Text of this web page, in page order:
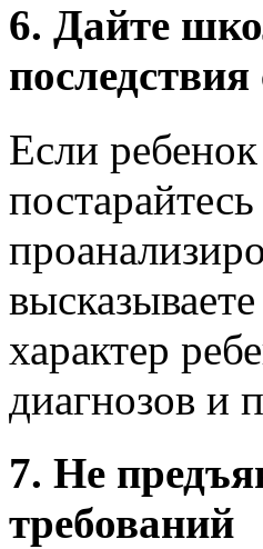
6. Дайте
Если
характер
диагнозов и
7. Не
требований